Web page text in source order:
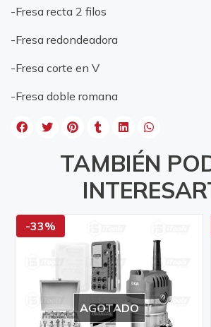
-Fresa recta 2 filos
-Fresa redondeadora
-Fresa corte en V
-Fresa doble romana
TAMBIÉN
-33%
AGOTADO